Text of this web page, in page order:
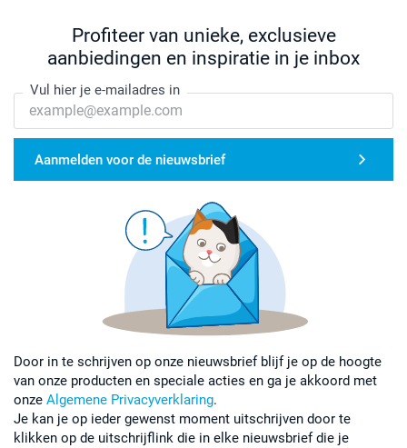
Profiteer van unieke, exclusieve
aanbiedingen en inspiratie in je inbox
Vul hier je e-mailadres in
Aanmelden voor de nieuwsbrief
Door in te schrijven op onze nieuwsbrief blijf je op de hoogte
van onze producten en speciale acties en ga je akkoord met
onze Algemene Privacyverklaring.
Je kan je op ieder gewenst moment uitschrijven door te
klikken op de uitschrijflink die in elke nieuwsbrief die je